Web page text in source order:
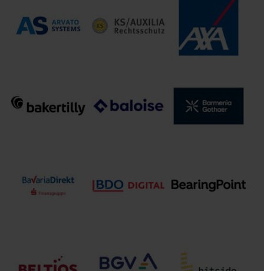
Advyce &
Company GmbH HALLESCHE
Konzern
ARAG SE
Direktion für
Österreich
Arvato Systems
GmbH
Rechtsschutz-
Versicherungs-
AG
AXA Konzern AG
Rechtsanwaltsgesellschaft Versicherungen Gruppe
BavariaDirekt BDO AG
Wirtschaftsprüfungsgesellschaft
BearingPoint
GmbH